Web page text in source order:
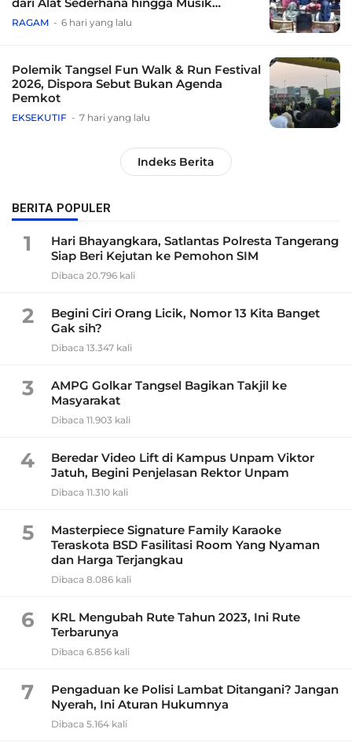
dari Alat Sederhana hingga Musik
Tradisional
RAGAM 6 hari yang lalu
Polemik Tangsel Fun Walk & Run Festival
2026, Dispora Sebut Bukan Agenda
Pemkot
EKSEKUTIF 7 hari yang lalu
Indeks Berita
BERITA POPULER
1
Hari Bhayangkara, Satlantas Polresta Tangerang
Siap Beri Kejutan ke Pemohon SIM
Dibaca 20.796 kali
2
Begini Ciri Orang Licik, Nomor 13 Kita Banget
Gak sih?
Dibaca 13.347 kali
3
AMPG Golkar Tangsel Bagikan Takjil ke
Masyarakat
Dibaca 11.903 kali
4
Beredar Video Lift di Kampus Unpam Viktor
Jatuh, Begini Penjelasan Rektor Unpam
Dibaca 11.310 kali
5
Masterpiece Signature Family Karaoke
Teraskota BSD Fasilitasi Room Yang Nyaman
dan Harga Terjangkau
Dibaca 8.086 kali
6
KRL Mengubah Rute Tahun 2023, Ini Rute
Terbarunya
Dibaca 6.856 kali
7
Pengaduan ke Polisi Lambat Ditangani? Jangan
Nyerah, Ini Aturan Hukumnya
Dibaca 5.164 kali